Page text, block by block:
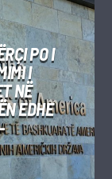
PO I
I
NË
EDHE